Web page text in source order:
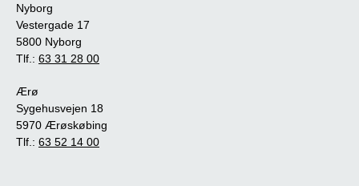
Nyborg
Vestergade 17
5800 Nyborg
Tlf.: 63 31 28 00
Ærø
Sygehusvejen 18
5970 Ærøskøbing
Tlf.: 63 52 14 00